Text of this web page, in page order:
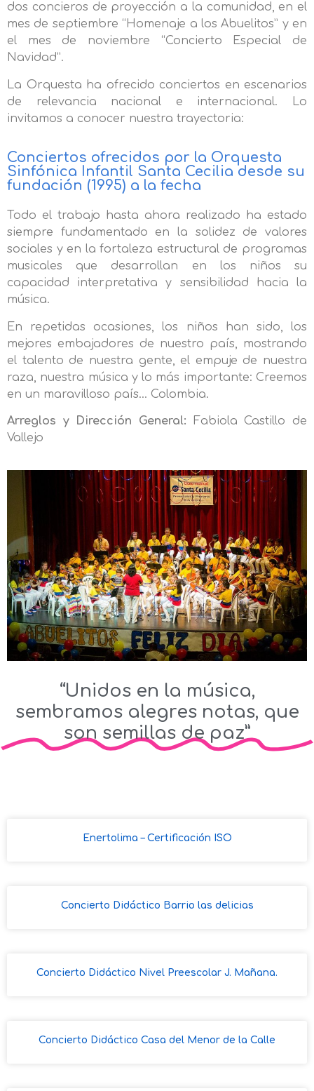
dos concieros de proyección a la comunidad, en el
mes de septiembre “Homenaje a los Abuelitos” y en
el mes de noviembre “Concierto Especial de
Navidad”.
La Orquesta ha ofrecido conciertos en escenarios
de relevancia nacional e internacional. Lo
invitamos a conocer nuestra trayectoria:
Conciertos ofrecidos por la Orquesta
Sinfónica Infantil Santa Cecilia desde su
fundación (1995) a la fecha
Todo el trabajo hasta ahora realizado ha estado
siempre fundamentado en la solidez de valores
sociales y en la fortaleza estructural de programas
musicales que desarrollan en los niños su
capacidad interpretativa y sensibilidad hacia la
música.
En repetidas ocasiones, los niños han sido, los
mejores embajadores de nuestro país, mostrando
el talento de nuestra gente, el empuje de nuestra
raza, nuestra música y lo más importante: Creemos
en un maravilloso país… Colombia.
Arreglos y Dirección General: Fabiola Castillo de
Vallejo
“Unidos en la música,
sembramos alegres notas, que
son semillas de paz”
Enertolima – Certificación ISO
Concierto Didáctico Barrio las delicias
Concierto Didáctico Nivel Preescolar J. Mañana.
Concierto Didáctico Casa del Menor de la Calle